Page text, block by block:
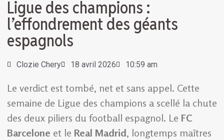
Ligue des champions :
l’effondrement des géants
espagnols
Clozie Chery 18 avril 2026 10:59 am
Le verdict est tombé, net et sans appel. Cette
semaine de Ligue des champions a scellé la chute
des deux piliers du football espagnol. Le FC
Barcelone et le Real Madrid, longtemps maîtres